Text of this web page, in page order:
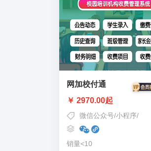
网加校付通
￥ 2970.00起
微信公众号/小程序/
销量<10